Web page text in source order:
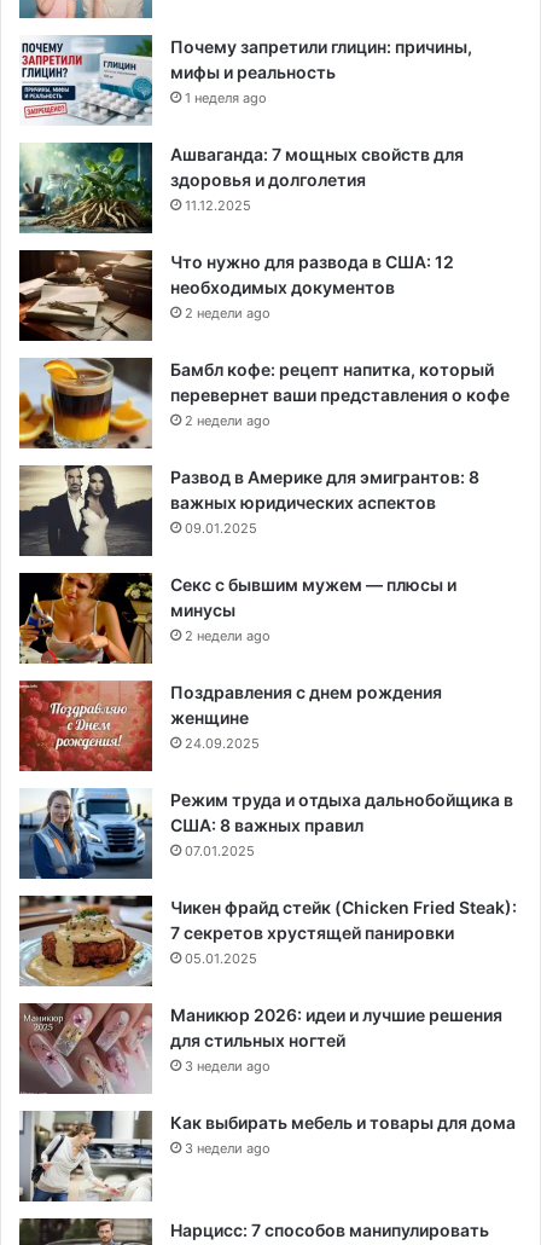
Почему запретили глицин: причины,
мифы и реальность
1 неделя ago
Ашваганда: 7 мощных свойств для
здоровья и долголетия
11.12.2025
Что нужно для развода в США: 12
необходимых документов
2 недели ago
Бамбл кофе: рецепт напитка, который
перевернет ваши представления о кофе
2 недели ago
Развод в Америке для эмигрантов: 8
важных юридических аспектов
09.01.2025
Секс с бывшим мужем — плюсы и
минусы
2 недели ago
Поздравления с днем рождения
женщине
24.09.2025
Режим труда и отдыха дальнобойщика в
США: 8 важных правил
07.01.2025
Чикен фрайд стейк (Chicken Fried Steak):
7 секретов хрустящей панировки
05.01.2025
Маникюр 2026: идеи и лучшие решения
для стильных ногтей
3 недели ago
Как выбирать мебель и товары для дома
3 недели ago
Нарцисс: 7 способов манипулировать